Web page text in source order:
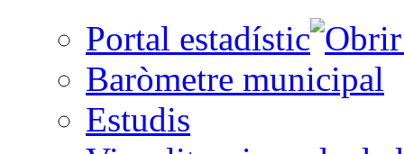
Portal estadístic
Baròmetre municipal
Estudis